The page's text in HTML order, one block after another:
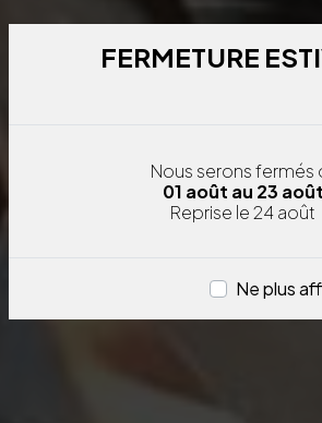
FERMETURE
Nous serons fermés
01 août au 23 août
Reprise le 24 août
Ne plus